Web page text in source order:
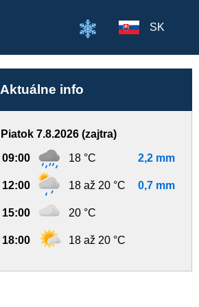
SK
Aktuálne info
Piatok 7.8.2026 (zajtra)
09:00 18 °C 2,2 mm
12:00 18 až 20 °C 0,7 mm
15:00 20 °C
18:00 18 až 20 °C